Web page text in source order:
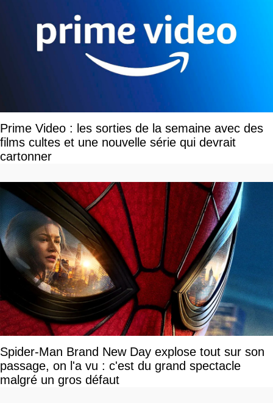
Prime Video : les sorties de la semaine avec des
films cultes et une nouvelle série qui devrait
cartonner
Spider-Man Brand New Day explose tout sur son
passage, on l'a vu : c'est du grand spectacle
malgré un gros défaut